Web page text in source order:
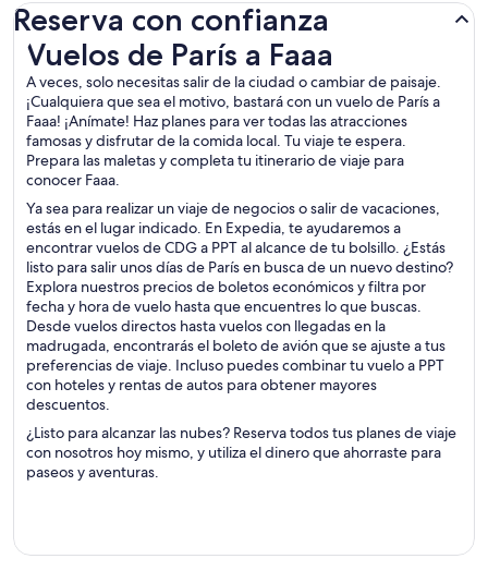
Reserva con confianza
Vuelos de París a Faaa
A veces, solo necesitas salir de la ciudad o cambiar de paisaje.
¡Cualquiera que sea el motivo, bastará con un vuelo de París a
Faaa! ¡Anímate! Haz planes para ver todas las atracciones
famosas y disfrutar de la comida local. Tu viaje te espera.
Prepara las maletas y completa tu itinerario de viaje para
conocer Faaa.
Ya sea para realizar un viaje de negocios o salir de vacaciones,
estás en el lugar indicado. En Expedia, te ayudaremos a
encontrar vuelos de CDG a PPT al alcance de tu bolsillo. ¿Estás
listo para salir unos días de París en busca de un nuevo destino?
Explora nuestros precios de boletos económicos y filtra por
fecha y hora de vuelo hasta que encuentres lo que buscas.
Desde vuelos directos hasta vuelos con llegadas en la
madrugada, encontrarás el boleto de avión que se ajuste a tus
preferencias de viaje. Incluso puedes combinar tu vuelo a PPT
con hoteles y rentas de autos para obtener mayores
descuentos.
¿Listo para alcanzar las nubes? Reserva todos tus planes de viaje
con nosotros hoy mismo, y utiliza el dinero que ahorraste para
paseos y aventuras.
Vuelos de París a Faaa